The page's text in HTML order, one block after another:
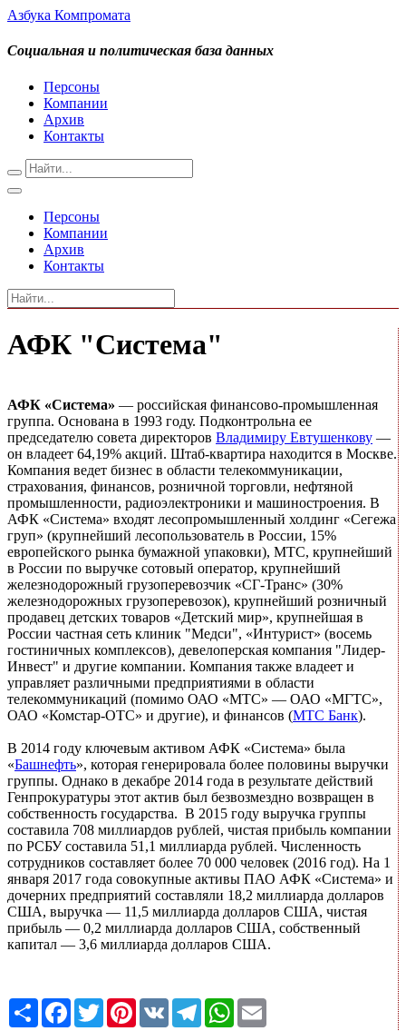
Азбука Компромата
Социальная и политическая база данных
Персоны
Компании
Архив
Контакты
Персоны
Компании
Архив
Контакты
АФК "Система"
АФК «Система» — российская финансово-промышленная
группа. Основана в 1993 году. Подконтрольна ее
председателю совета директоров Владимиру Евтушенкову —
он владеет 64,19% акций. Штаб-квартира находится в Москве.
Компания ведет бизнес в области телекоммуникации,
страхования, финансов, розничной торговли, нефтяной
промышленности, радиоэлектроники и машиностроения. В
АФК «Система» входят лесопромышленный холдинг «Сегежа
груп» (крупнейший лесопользователь в России, 15%
европейского рынка бумажной упаковки), МТС, крупнейший
в России по выручке сотовый оператор, крупнейший
железнодорожный грузоперевозчик «СГ-Транс» (30%
железнодорожных грузоперевозок), крупнейший розничный
продавец детских товаров «Детский мир», крупнейшая в
России частная сеть клиник "Медси", «Интурист» (восемь
гостиничных комплексов), девелоперская компания "Лидер-
Инвест" и другие компании. Компания также владеет и
управляет различными предприятиями в области
телекоммуникаций (помимо ОАО «МТС» — ОАО «МГТС»,
ОАО «Комстар-ОТС» и другие), и финансов (МТС Банк).
В 2014 году ключевым активом АФК «Система» была
«Башнефть», которая генерировала более половины выручки
группы. Однако в декабре 2014 года в результате действий
Генпрокуратуры этот актив был безвозмездно возвращен в
собственность государства. В 2015 году выручка группы
составила 708 миллиардов рублей, чистая прибыль компании
по РСБУ составила 51,1 миллиарда рублей. Численность
сотрудников составляет более 70 000 человек (2016 год). На 1
января 2017 года совокупные активы ПАО АФК «Система» и
дочерних предприятий составляли 18,2 миллиарда долларов
США, выручка — 11,5 миллиарда долларов США, чистая
прибыль — 0,2 миллиарда долларов США, собственный
капитал — 3,6 миллиарда долларов США.
Share Facebook
TwitterPinterest
VK TelegramWhatsApp